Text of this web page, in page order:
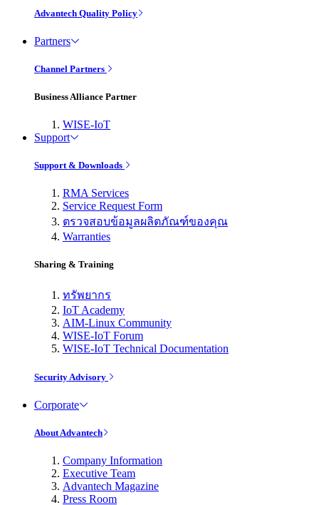
Advantech Quality Policy
Partners
Channel Partners
Business Alliance Partner
WISE-IoT
Support
Support & Downloads
RMA Services
Service Request Form
ตรวจสอบข้อมูลผลิตภัณฑ์ของคุณ
Warranties
Sharing & Training
ทรัพยากร
IoT Academy
AIM-Linux Community
WISE-IoT Forum
WISE-IoT Technical Documentation
Security Advisory
Corporate
About Advantech
Company Information
Executive Team
Advantech Magazine
Press Room